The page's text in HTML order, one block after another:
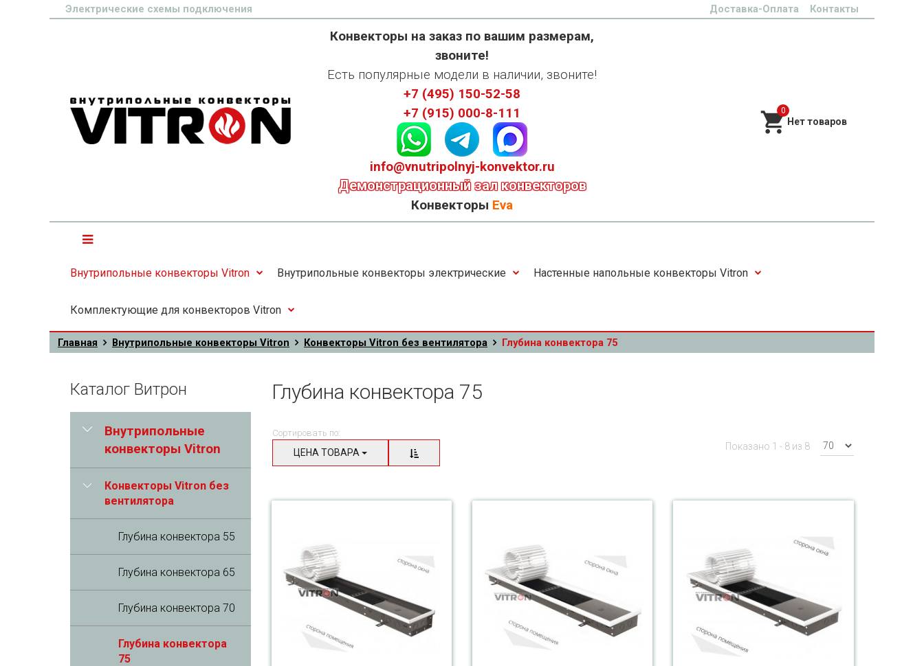
Электрические схемы подключения Доставка-Оплата Контакты
Конвекторы на заказ по вашим размерам,
звоните!
Есть популярные модели в наличии, звоните!
+7 (495) 150-52-58
+7 (915) 000-8-111
info@vnutripolnyj-konvektor.ru
Демонстрационный зал конвекторов
Конвекторы Eva
0
Внутрипольные конвекторы Vitron Внутрипольные конвекторы электрические Настенные напольные конвекторы Vitron
Комплектующие для конвекторов Vitron
Главная Внутрипольные конвекторы Vitron Конвекторы Vitron без вентилятора Глубина конвектора 75
Глубина конвектора 75
Сортировать по:
ЦЕНА ТОВАРА
Показано 1 - 8 из 8
Каталог Витрон
Внутрипольные
конвекторы Vitron
Конвекторы Vitron без
вентилятора
Глубина конвектора 55
Глубина конвектора 65
Глубина конвектора 70
Глубина конвектора
75